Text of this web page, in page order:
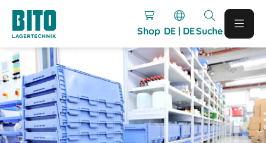
Shop DE | DESuche